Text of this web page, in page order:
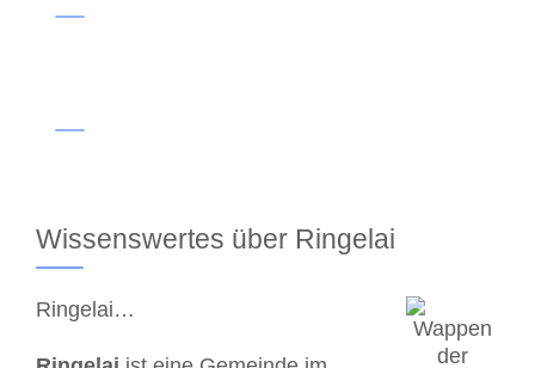
Wissenswertes über Ringelai
Ringelai…